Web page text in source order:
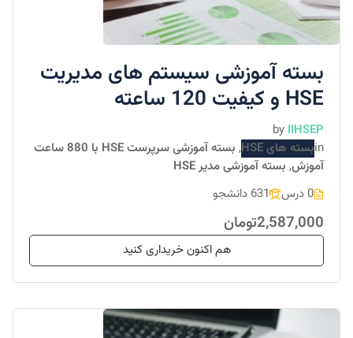
بسته آموزشی سیستم های مدیریت
HSE و کیفیت 120 ساعته
by IIHSEP
inبسته های HSE ,
بسته آموزشی سرپرست HSE با 880 ساعت
آموزش, بسته آموزشی مدیر HSE
0 درس
631 دانشجو
2,587,000تومان
هم اکنون خریداری کنید